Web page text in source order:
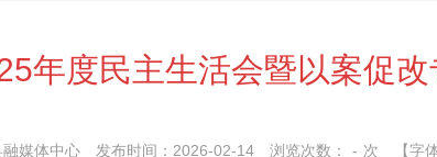
年度民主生活会暨以案促
媒体中心 发布时间：2026-02-14 浏览次数： - 次 【字